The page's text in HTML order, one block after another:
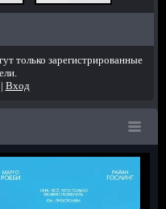
только зарегистрированные
Вход